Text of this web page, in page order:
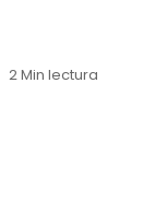
2 Min lectura